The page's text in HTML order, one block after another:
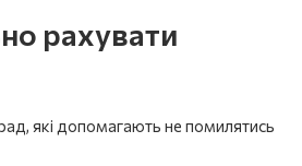
рахувати
які допомагають не помилятись